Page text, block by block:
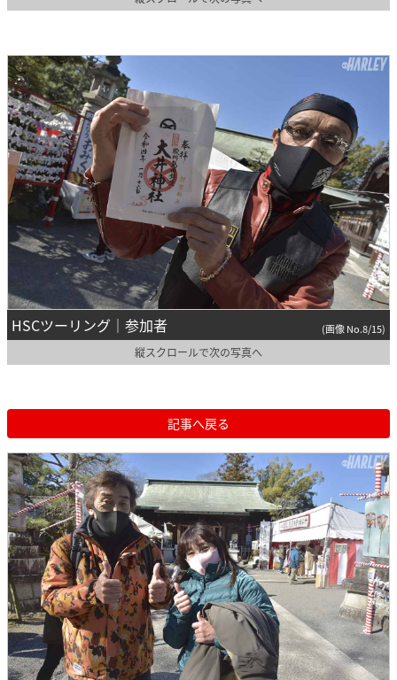
HSCツーリング｜参加者 (画像 No.8/15)
縦スクロールで次の写真へ
記事へ戻る